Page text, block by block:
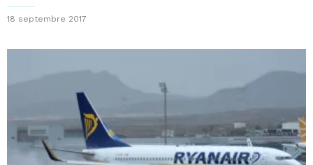
18 septembre 2017